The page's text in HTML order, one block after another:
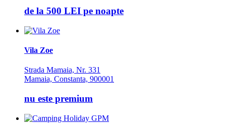
de la 500 LEI pe noapte
Vila Zoe
Strada Mamaia, Nr. 331
Mamaia, Constanta, 900001
nu este premium